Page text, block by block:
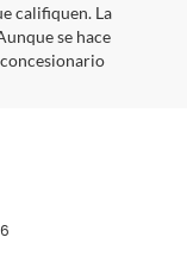
califiquen. La
se hace